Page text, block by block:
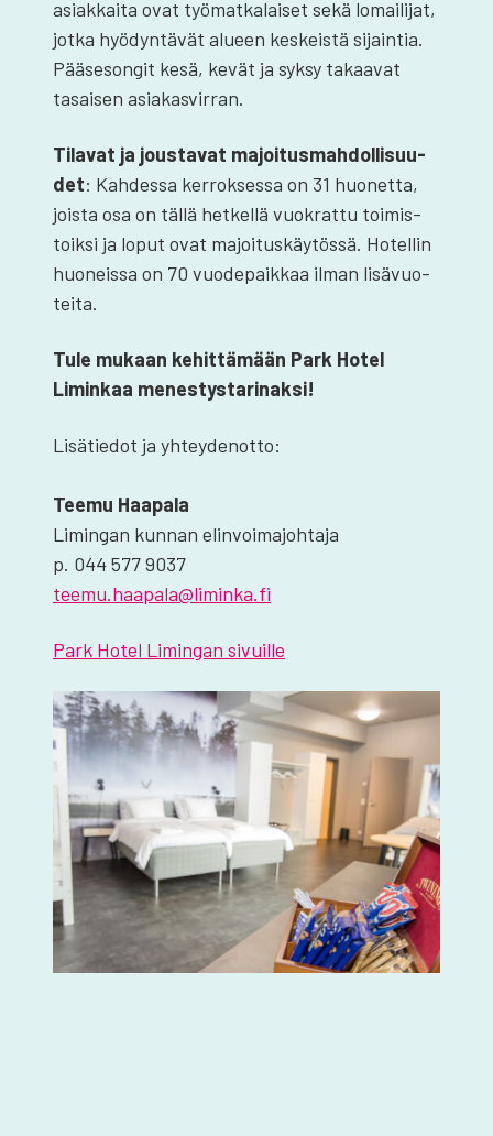
asiak­kai­ta ovat työ­mat­ka­lai­set sekä lomai­li­jat,
jot­ka hyö­dyn­tä­vät alu­een kes­keis­tä sijain­tia.
Pää­se­son­git kesä, kevät ja syk­sy takaa­vat
tasai­sen asia­kas­vir­ran.
Tila­vat ja jous­ta­vat majoi­tus­mah­dol­li­suu­
det: Kah­des­sa ker­rok­ses­sa on 31 huo­net­ta,
jois­ta osa on täl­lä het­kel­lä vuo­krat­tu toi­mis­
toik­si ja loput ovat majoi­tus­käy­tös­sä. Hotel­lin
huo­neis­sa on 70 vuo­de­paik­kaa ilman lisä­vuo­
tei­ta.
Tule mukaan kehit­tä­mään Park Hotel
Limin­kaa menes­tys­ta­ri­nak­si!
Lisä­tie­dot ja yhtey­den­ot­to:
Tee­mu Haa­pa­la
Limin­gan kun­nan elin­voi­ma­joh­ta­ja
p. 044 577 9037
teemu.haapala@liminka.fi
Park Hotel Limin­gan sivuil­le